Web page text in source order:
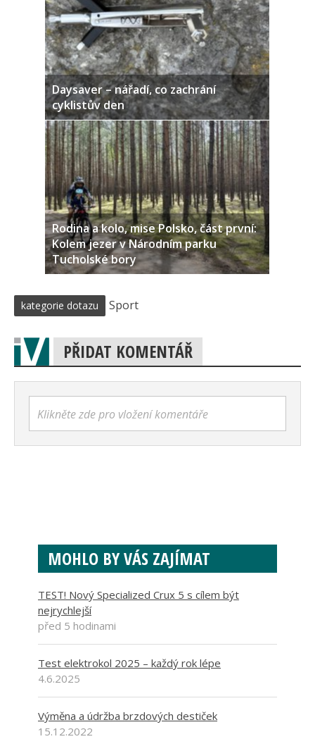
Daysaver – nářadí, co zachrání
cyklistův den
Rodina a kolo, mise Polsko, část první:
Kolem jezer v Národním parku
Tucholské bory
kategorie dotazu Sport
PŘIDAT KOMENTÁŘ
Klikněte zde pro vložení komentáře
MOHLO BY VÁS ZAJÍMAT
TEST! Nový Specialized Crux 5 s cílem být
nejrychlejší
před 5 hodinami
Test elektrokol 2025 – každý rok lépe
4.6.2025
Výměna a údržba brzdových destiček
15.12.2022